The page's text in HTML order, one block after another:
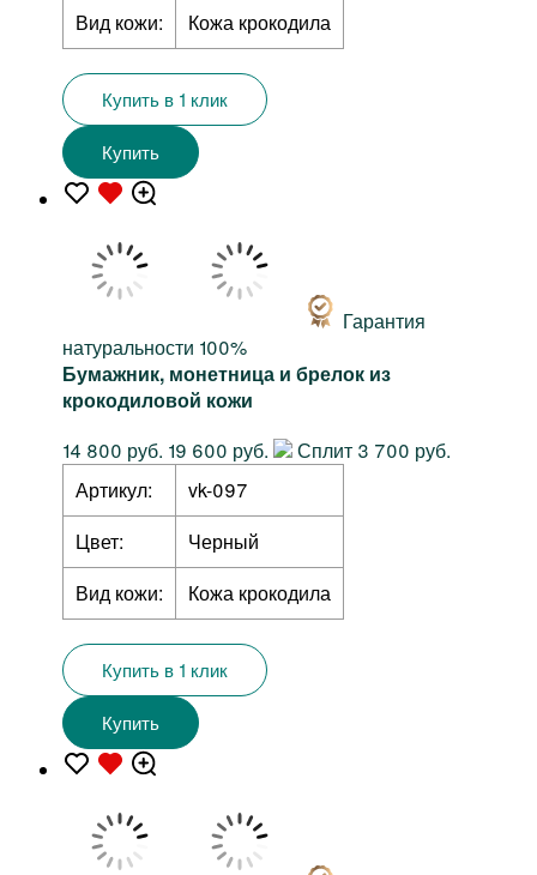
Вид кожи:
Кожа крокодила
Купить в 1 клик
Купить
Гарантия
натуральности 100%
Бумажник, монетница и брелок из
крокодиловой кожи
14 800 руб. 19 600 руб.
Сплит 3 700 руб.
Артикул:
vk-097
Цвет:
Черный
Вид кожи:
Кожа крокодила
Купить в 1 клик
Купить